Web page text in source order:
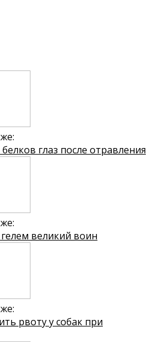
глаз после отравления
великий воин
рвоту у собак при